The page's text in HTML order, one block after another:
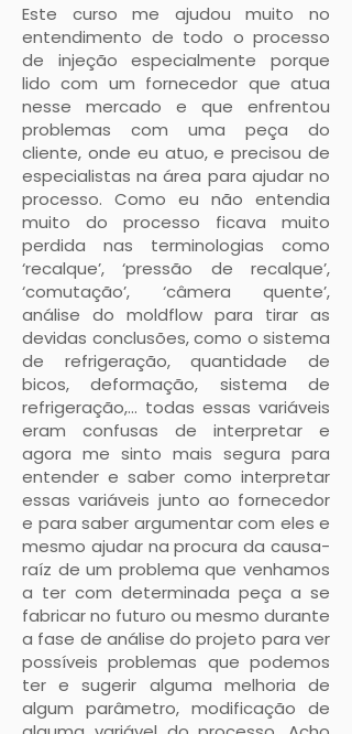
Este curso me ajudou muito no
entendimento de todo o processo
de injeção especialmente porque
lido com um fornecedor que atua
nesse mercado e que enfrentou
problemas com uma peça do
cliente, onde eu atuo, e precisou de
especialistas na área para ajudar no
processo. Como eu não entendia
muito do processo ficava muito
perdida nas terminologias como
‘recalque’, ‘pressão de recalque’,
‘comutação’, ‘câmera quente’,
análise do moldflow para tirar as
devidas conclusões, como o sistema
de refrigeração, quantidade de
bicos, deformação, sistema de
refrigeração,... todas essas variáveis
eram confusas de interpretar e
agora me sinto mais segura para
entender e saber como interpretar
essas variáveis junto ao fornecedor
e para saber argumentar com eles e
mesmo ajudar na procura da causa-
raíz de um problema que venhamos
a ter com determinada peça a se
fabricar no futuro ou mesmo durante
a fase de análise do projeto para ver
possíveis problemas que podemos
ter e sugerir alguma melhoria de
algum parâmetro, modificação de